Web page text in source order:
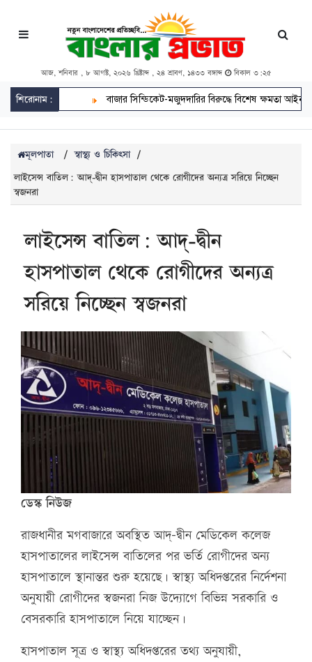
আজ, শনিবার , ৮ আগস্ট, ২০২৬ খ্রিষ্টাব্দ , ২৪ শ্রাবণ, ১৪৩৩ বঙ্গাব্দ বিকাল ৩:২৫
শিরোনাম: বাজার সিন্ডিকেট-মজুদদারির বিরুদ্ধে বিশেষ ক্ষমতা আইন প্রয়োগ
মূলপাতা / স্বাস্থ্য ও চিকিৎসা /
লাইসেন্স বাতিল: আদ্-দ্বীন হাসপাতাল থেকে রোগীদের অন্যত্র সরিয়ে নিচ্ছেন
স্বজনরা
লাইসেন্স বাতিল: আদ্-দ্বীন
হাসপাতাল থেকে রোগীদের অন্যত্র
সরিয়ে নিচ্ছেন স্বজনরা
ডেস্ক নিউজ
রাজধানীর মগবাজারে অবস্থিত আদ্-দ্বীন মেডিকেল কলেজ
হাসপাতালের লাইসেন্স বাতিলের পর ভর্তি রোগীদের অন্য
হাসপাতালে স্থানান্তর শুরু হয়েছে। স্বাস্থ্য অধিদপ্তরের নির্দেশনা
অনুযায়ী রোগীদের স্বজনরা নিজ উদ্যোগে বিভিন্ন সরকারি ও
বেসরকারি হাসপাতালে নিয়ে যাচ্ছেন।
হাসপাতাল সূত্র ও স্বাস্থ্য অধিদপ্তরের তথ্য অনুযায়ী,